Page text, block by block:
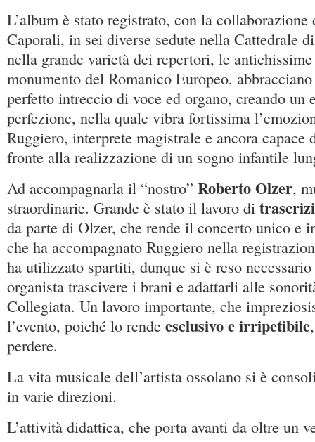
L’album è stato registrato, con la collaborazione
Caporali, in sei diverse sedute nella Cattedrale
nella grande varietà dei repertori, le
monumento del Romanico Europeo,
perfetto intreccio di voce ed organo, creando un
perfezione, nella quale vibra fortissima
Ruggiero, interprete magistrale e ancora capace
fronte alla realizzazione di un sogno infantile
Ad accompagnarla il “nostro” Roberto Olzer,
straordinarie. Grande è stato il lavoro di
da parte di Olzer, che rende il concerto unico e
che ha accompagnato Ruggiero nella
ha utilizzato spartiti, dunque si è reso
organista trascivere i brani e adattarli alle
Collegiata. Un lavoro importante, che
l’evento, poiché lo rende esclusivo e irripetibile
perdere.
La vita musicale dell’artista ossolano si è
in varie direzioni.
L’attività didattica, che porta avanti da oltre un